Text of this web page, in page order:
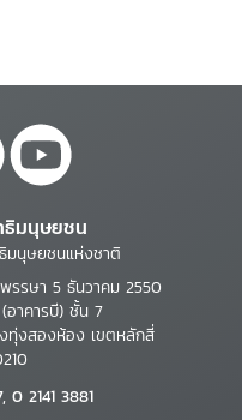
ธิมนุษยชน
มนุษยชนแห่งชาติ
รรษา 5 ธันวาคม 2550
อาคารบี) ชั้น 7
ทุ่งสองห้อง เขตหลักสี่
0 2141 3881